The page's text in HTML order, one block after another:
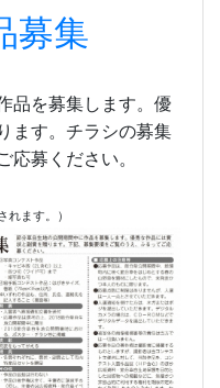
募集
品を募集します。優
ます。チラシの募集
応募ください。
れます。）